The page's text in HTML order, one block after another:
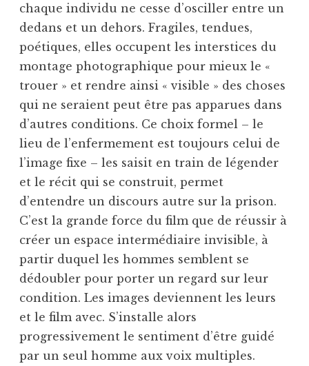
chaque individu ne cesse d’osciller entre un
dedans et un dehors. Fragiles, tendues,
poétiques, elles occupent les interstices du
montage photographique pour mieux le «
trouer » et rendre ainsi « visible » des choses
qui ne seraient peut être pas apparues dans
d’autres conditions. Ce choix formel – le
lieu de l’enfermement est toujours celui de
l’image fixe – les saisit en train de légender
et le récit qui se construit, permet
d’entendre un discours autre sur la prison.
C’est la grande force du film que de réussir à
créer un espace intermédiaire invisible, à
partir duquel les hommes semblent se
dédoubler pour porter un regard sur leur
condition. Les images deviennent les leurs
et le film avec. S’installe alors
progressivement le sentiment d’être guidé
par un seul homme aux voix multiples.